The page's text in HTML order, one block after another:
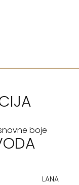
boje
LANA